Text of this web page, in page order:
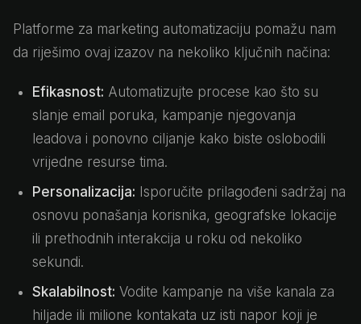
Platforme za marketing automatizaciju pomažu nam
da riješimo ovaj izazov na nekoliko ključnih načina:
Efikasnost: Automatizujte procese kao što su
slanje email poruka, kampanje njegovanja
leadova i ponovno ciljanje kako biste oslobodili
vrijedne resurse tima.
Personalizacija: Isporučite prilagođeni sadržaj na
osnovu ponašanja korisnika, geografske lokacije
ili prethodnih interakcija u roku od nekoliko
sekundi.
Skalabilnost: Vodite kampanje na više kanala za
hiljade ili milione kontakata uz isti napor koji je